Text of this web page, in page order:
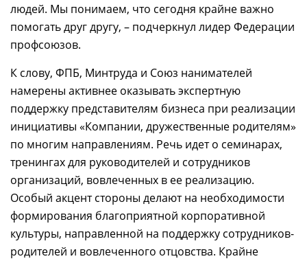
людей. Мы понимаем, что сегодня крайне важно
помогать друг другу, – подчеркнул лидер Федерации
профсоюзов.
К слову, ФПБ, Минтруда и Союз нанимателей
намерены активнее оказывать экспертную
поддержку представителям бизнеса при реализации
инициативы «Компании, дружественные родителям»
по многим направлениям. Речь идет о семинарах,
тренингах для руководителей и сотрудников
организаций, вовлеченных в ее реализацию.
Особый акцент стороны делают на необходимости
формирования благоприятной корпоративной
культуры, направленной на поддержку сотрудников-
родителей и вовлеченного отцовства. Крайне